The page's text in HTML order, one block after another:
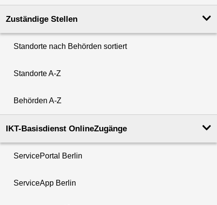
Zuständige Stellen
Standorte nach Behörden sortiert
Standorte A-Z
Behörden A-Z
IKT-Basisdienst OnlineZugänge
ServicePortal Berlin
ServiceApp Berlin